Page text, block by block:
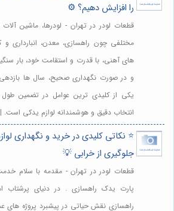
را افزایش دهیم؟ ⚙️
قطعات لودر در تهران - لودرها، ماشین
مختلفی چون راهسازی، معدن، انبارداری
های آهنی، با قدرت و استقامت خود، بار
و در صورت نگهداری صحیح، سال ها بازدهی
یکی از کلیدی ترین عوامل در تضمین طول
انتخاب دقیق و هوشمندانه لوازم یدکی
⭐️ نکاتی کلیدی در خرید و نگهداری
جلوگیری از خرابی 💡
قطعات لودر در تهران - مقدمه با سلام
پارت یدک راهسازی . در دنیای پرشتاب
راهسازی نقش حیاتی در پیشبرد پروژه های